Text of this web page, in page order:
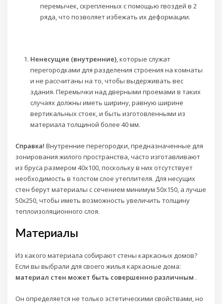
перемычек, скрепленных с помощью гвоздей в 2
ряда, что позволяет избежать их деформации.
Ненесущие (внутренние), которые служат
перегородками для разделения строения на комнаты
и не рассчитаны на то, чтобы выдерживать вес
здания. Перемычки над дверными проемами в таких
случаях должны иметь ширину, равную ширине
вертикальных стоек, и быть изготовленными из
материала толщиной более 40 мм.
Справка! Внутренние перегородки, предназначенные для
зонирования жилого пространства, часто изготавливают
из бруса размером 40х100, поскольку в них отсутствует
необходимость в толстом слое утеплителя. Для несущих
стен берут материалы с сечением минимум 50х150, а лучше
50х250, чтобы иметь возможность увеличить толщину
теплоизоляционного слоя.
Материалы
Из какого материала собирают стены каркасных домов?
Если вы выбрали для своего жилья каркасные дома:
материал стен может быть совершенно различным .
Он определяется не только эстетическими свойствами, но